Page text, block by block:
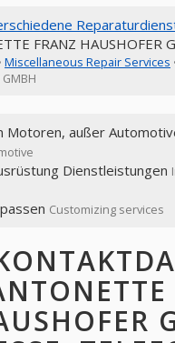
FRANZ HAUSHOFER
Miscellaneous Repair Services
GMBH
Motoren, außer
Dienstleistungen
Customizing services